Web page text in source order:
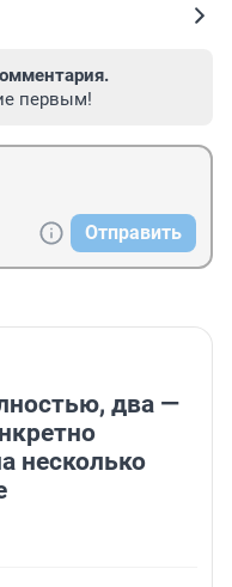
первым!
Отправить
два —
несколько